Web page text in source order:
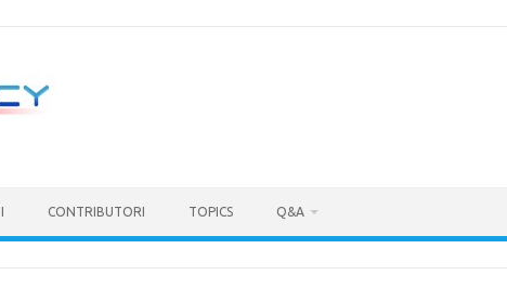
CONTRIBUTORI TOPICS Q&A